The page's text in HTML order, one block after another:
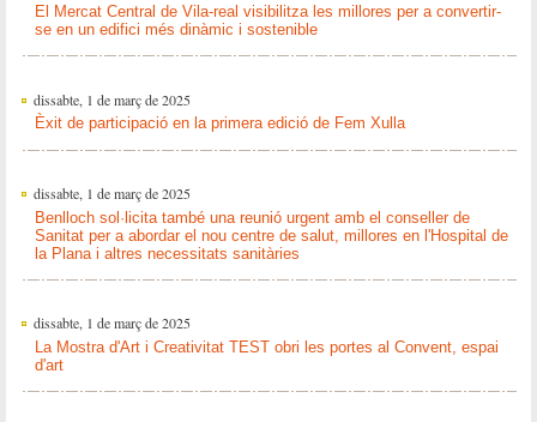
El Mercat Central de Vila-real visibilitza les millores per a convertir-
se en un edifici més dinàmic i sostenible
dissabte, 1 de març de 2025
Èxit de participació en la primera edició de Fem Xulla
dissabte, 1 de març de 2025
Benlloch sol·licita també una reunió urgent amb el conseller de
Sanitat per a abordar el nou centre de salut, millores en l'Hospital de
la Plana i altres necessitats sanitàries
dissabte, 1 de març de 2025
La Mostra d'Art i Creativitat TEST obri les portes al Convent, espai
d'art